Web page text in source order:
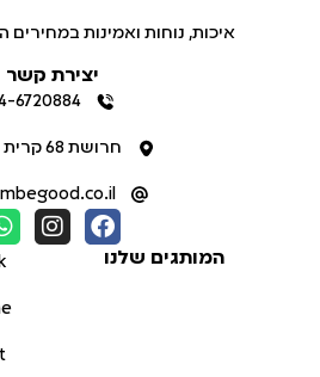
איכות, נוחות ואמינות
המותגים שלנו
יצירת קשר
6720884
חרושת 68 קרית ביאליק